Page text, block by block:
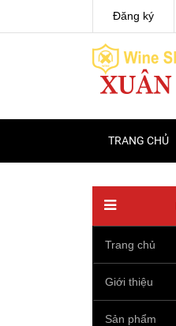
Đăng ký
TRANG CHỦ
Trang chủ
Giới thiệu
Sản phẩm